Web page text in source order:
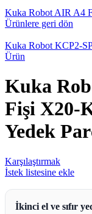
Kuka Robot AIR A4
Ürünlere geri dön
Kuka Robot KCP2-
Ürün
Kuka
Fişi X20-
Yedek
Karşılaştırmak
İstek listesine ekle
İkinci el ve sıfır